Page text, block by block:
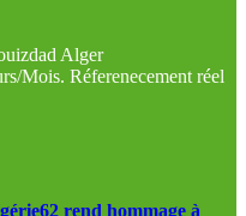
Alger
Mois. Réferenecement réel
rend hommage à